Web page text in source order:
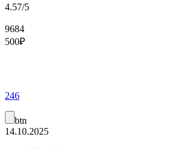
4.57/5
9684
500₽
246
btn
14.10.2025